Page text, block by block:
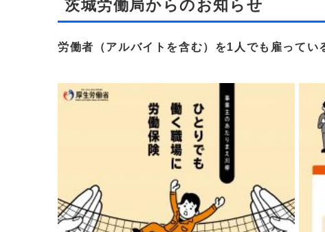
茨城労働局からのお知らせ
労働者（アルバイトを含む）を1人でも雇ってい